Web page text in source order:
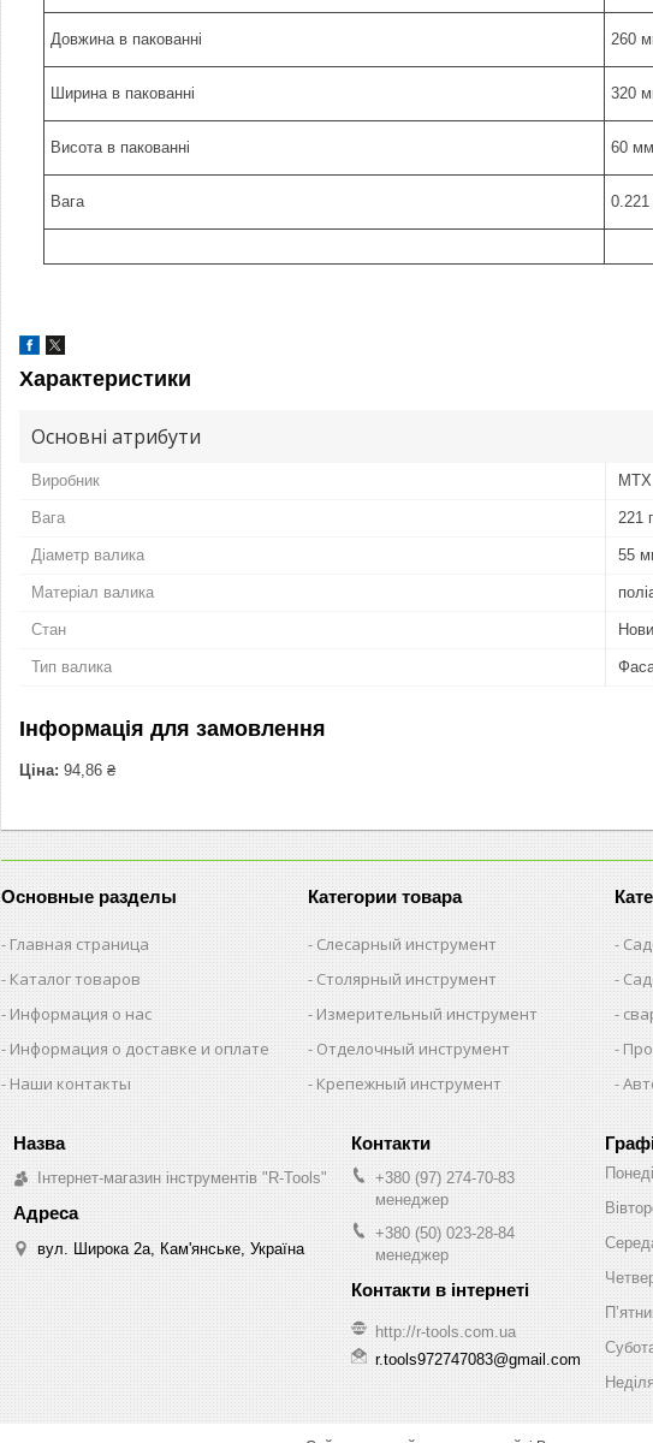
Довжина в пакованні 260
Ширина в пакованні 320
Висота в пакованні 60 мм
Вага 0.221
Характеристики
Основні атрибути
Виробник MTX
Вага 221 г
Діаметр валика 55
Матеріал валика
Стан
Тип валика
Інформація для замовлення
Ціна: 94,86 ₴
Основные разделы
Главная страница
Каталог товаров
Информация о нас
Информация о доставке и оплате
Наши контакты
Категории товара
Слесарный инструмент
Столярный инструмент
Измерительный инструмент
Отделочный инструмент
Крепежный инструмент
Інтернет-магазин інструментів "R-Tools"
вул. Широка 2а, Кам'янське, Україна
+380 (97) 274-70-83
менеджер
+380 (50) 023-28-84
менеджер
http://r-tools.com.ua
r.tools972747083@gmail.com
Неділя